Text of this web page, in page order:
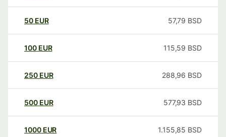
50 EUR 57,79 BSD
100 EUR 115,59 BSD
250 EUR 288,96 BSD
500 EUR 577,93 BSD
1000 EUR 1.155,85 BSD